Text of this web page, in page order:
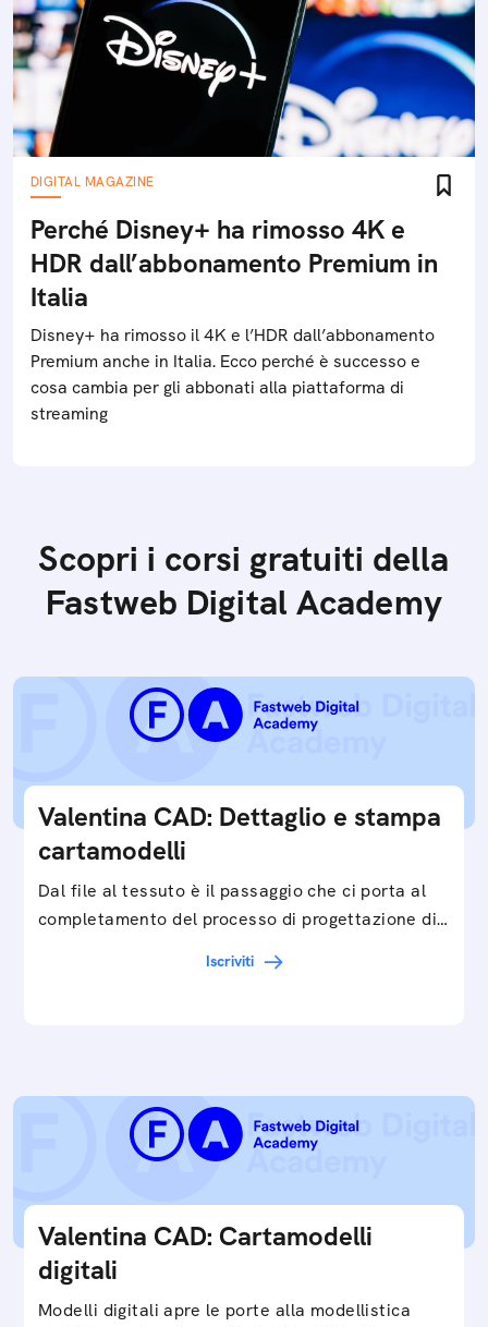
DIGITAL MAGAZINE
Perché Disney+ ha rimosso 4K e
HDR dall’abbonamento Premium in
Italia
Disney+ ha rimosso il 4K e l’HDR dall’abbonamento
Premium anche in Italia. Ecco perché è successo e
cosa cambia per gli abbonati alla piattaforma di
streaming
Scopri i corsi gratuiti della
Fastweb Digital Academy
Valentina CAD: Dettaglio e stampa
cartamodelli
Dal file al tessuto è il passaggio che ci porta al
completamento del processo di progettazione di
Iscriviti
Valentina CAD: Cartamodelli
digitali
Modelli digitali apre le porte alla modellistica